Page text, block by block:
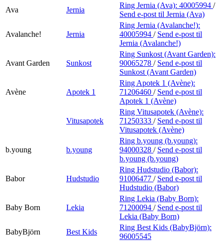
Ava
Jernia
Ring Jernia (Ava): 40005994 /
Send e-post til Jernia (Ava)
Avalanche! Jernia
Ring Jernia (Avalanche!):
40005994 / Send e-post til
Jernia (Avalanche!)
Avant Garden Sunkost
Ring Sunkost (Avant Garden):
90065278 / Send e-post til
Sunkost (Avant Garden)
Avène Apotek 1
Ring Apotek 1 (Avène):
71206460 / Send e-post til
Apotek 1 (Avène)
Vitusapotek
Ring Vitusapotek (Avène):
71250333 / Send e-post til
Vitusapotek (Avène)
b.young b.young
Ring b.young (b.young):
94000328 / Send e-post til
b.young (b.young)
Babor Hudstudio
Ring Hudstudio (Babor):
91006477 / Send e-post til
Hudstudio (Babor)
Baby Born Lekia
Ring Lekia (Baby Born):
71200094 / Send e-post til
Lekia (Baby Born)
BabyBjörn
Best Kids
Ring Best Kids (BabyBjörn):
96005545